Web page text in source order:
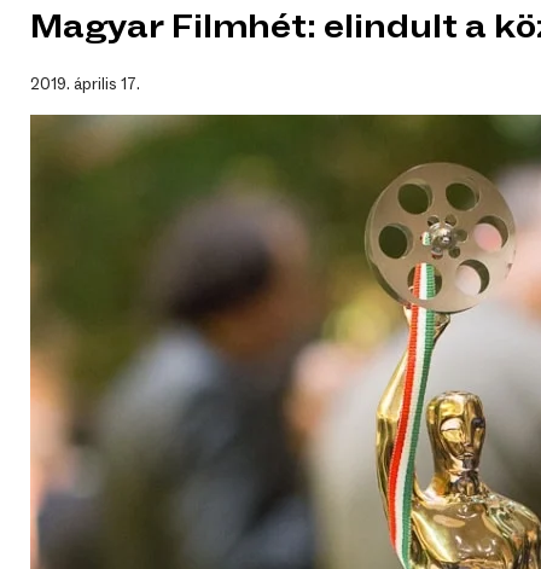
Magyar Filmhét: elindult a
2019. április 17.